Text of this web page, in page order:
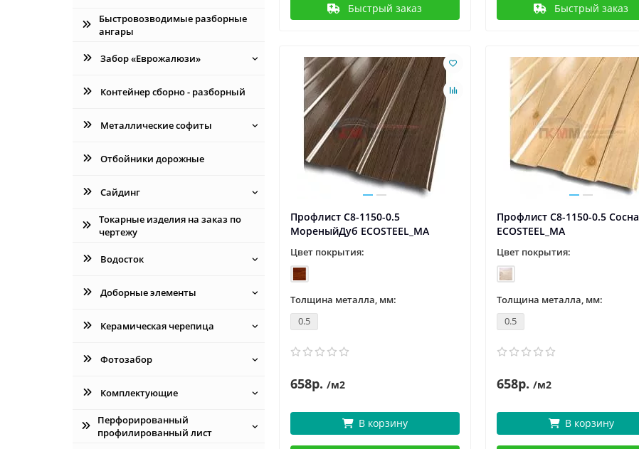
Быстровозводимые разборные
ангары
Забор «Еврожалюзи»
Контейнер сборно - разборный
Металлические софиты
Отбойники дорожные
Сайдинг
Токарные изделия на заказ по
чертежу
Водосток
Доборные элементы
Керамическая черепица
Фотозабор
Комплектующие
Перфорированный
профилированный лист
Быстрый заказ Быстрый заказ
Профлист С8-1150-0.5
МореныйДуб ECOSTEEL_MA
Цвет покрытия:
Толщина металла, мм:
0.5
658р. /м2
В корзину
Профлист С8-1150-0.5 Сосна
ECOSTEEL_MA
Цвет покрытия:
Толщина металла, мм:
0.5
658р. /м2
В корзину